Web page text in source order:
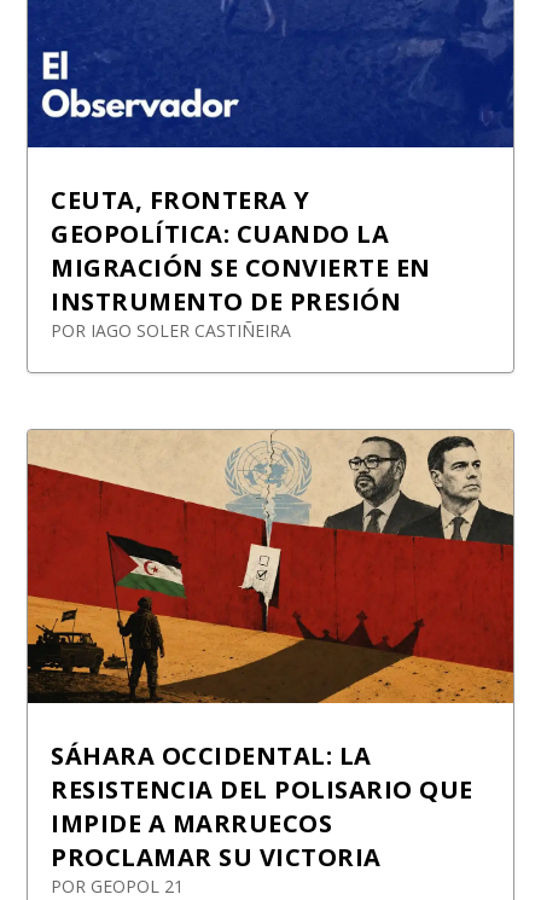
CEUTA, FRONTERA Y
GEOPOLÍTICA: CUANDO LA
MIGRACIÓN SE CONVIERTE EN
INSTRUMENTO DE PRESIÓN
POR IAGO SOLER CASTIÑEIRA
SÁHARA OCCIDENTAL: LA
RESISTENCIA DEL POLISARIO QUE
IMPIDE A MARRUECOS
PROCLAMAR SU VICTORIA
POR GEOPOL 21